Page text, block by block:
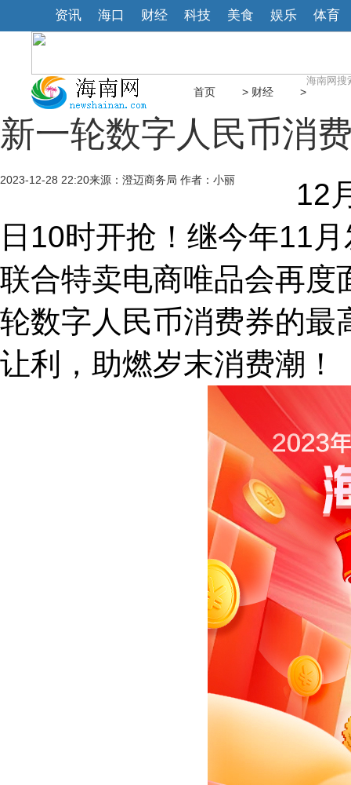
资讯 海口 财经 科技 美食 娱乐 体育
首页 > 财经 >
新一轮数字人民币消
2023-12-28 22:20来源：澄迈商务局 作者：小丽
12月
日10时开抢！继今年11
联合特卖电商唯品会再度
轮数字人民币消费券的最
让利，助燃岁末消费潮！